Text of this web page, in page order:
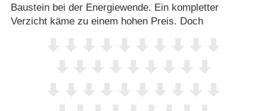
Baustein bei der Energiewende. Ein kompletter
Verzicht käme zu einem hohen Preis. Doch